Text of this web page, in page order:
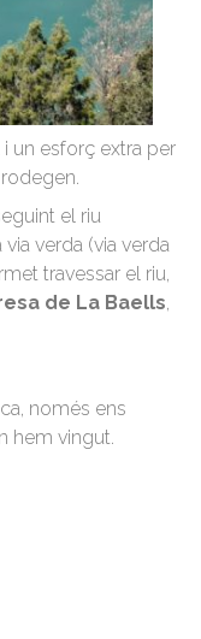
un esforç extra per
el riu
verda (via verda
travessar el riu,
de La Baells,
només ens
hem vingut.